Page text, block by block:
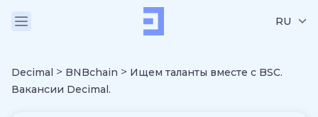
RU
Decimal > BNBchain > Ищем таланты вместе с BSC.
Вакансии Decimal.